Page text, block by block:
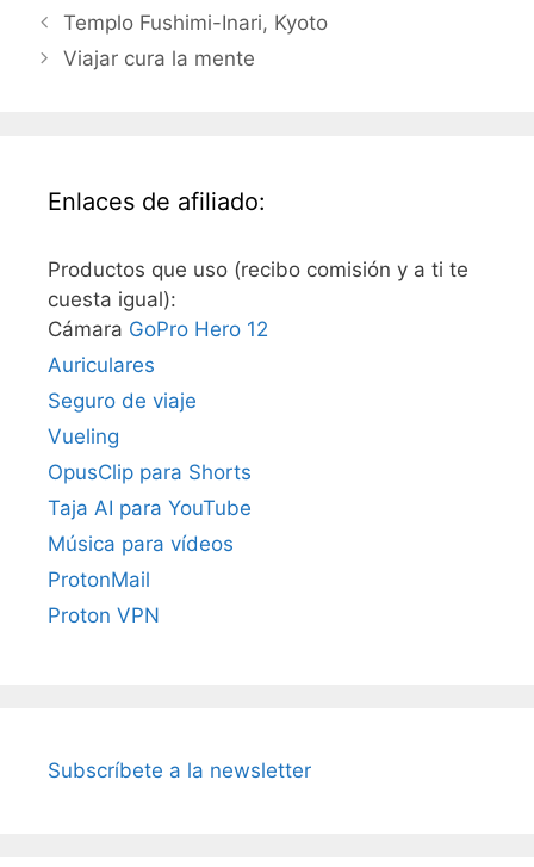
Templo Fushimi-Inari, Kyoto
Viajar cura la mente
Enlaces de afiliado:
Productos que uso (recibo comisión y a ti te
cuesta igual):
Cámara GoPro Hero 12
Auriculares
Seguro de viaje
Vueling
OpusClip para Shorts
Taja AI para YouTube
Música para vídeos
ProtonMail
Proton VPN
Subscríbete a la newsletter